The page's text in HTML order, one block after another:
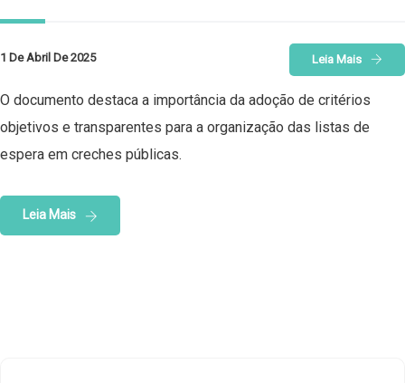
1 De Abril De 2025 Leia Mais
O documento destaca a importância da adoção de critérios
objetivos e transparentes para a organização das listas de
espera em creches públicas.
Leia Mais